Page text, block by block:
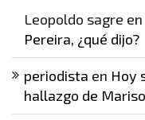
Leopoldo sagre en
Pereira, ¿qué dijo?
periodista en Hoy
hallazgo de